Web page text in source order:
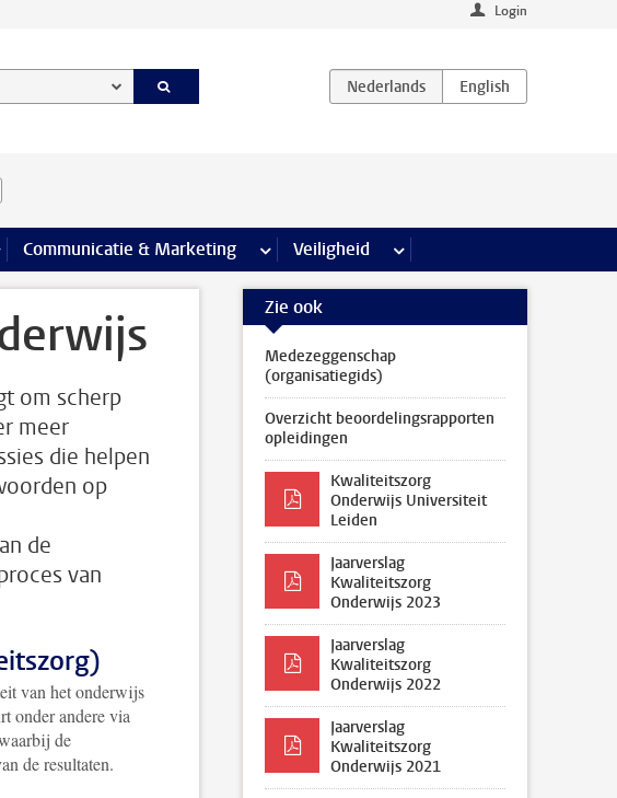
Login
Onderzoek pagina’s
Communicatie & Marketing meer Communicatie & Marketing pagina’s
Veiligheid meer Veiligheid pagina’s
om scherp
meer
die helpen
op
de
van
van het onderwijs
onder andere via
de
de resultaten.
Zie ook
Medezeggenschap
(organisatiegids)
Overzicht beoordelingsrapporten
opleidingen
Kwaliteitszorg
Onderwijs Universiteit
Leiden
Jaarverslag
Kwaliteitszorg
Onderwijs 2023
Jaarverslag
Kwaliteitszorg
Onderwijs 2022
Jaarverslag
Kwaliteitszorg
Onderwijs 2021